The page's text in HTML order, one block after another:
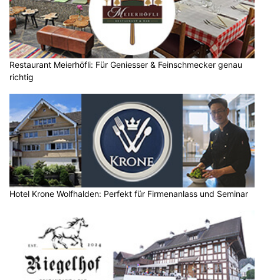
Restaurant Meierhöfli: Für Geniesser & Feinschmecker genau
richtig
Hotel Krone Wolfhalden: Perfekt für Firmenanlass und Seminar